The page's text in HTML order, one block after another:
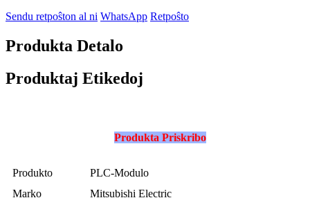
Sendu retpoŝton al ni WhatsApp Retpoŝto
Produkta Detalo
Produktaj Etikedoj
Produkta Priskribo
Produkto
PLC-Modulo
Marko
Mitsubishi Electric